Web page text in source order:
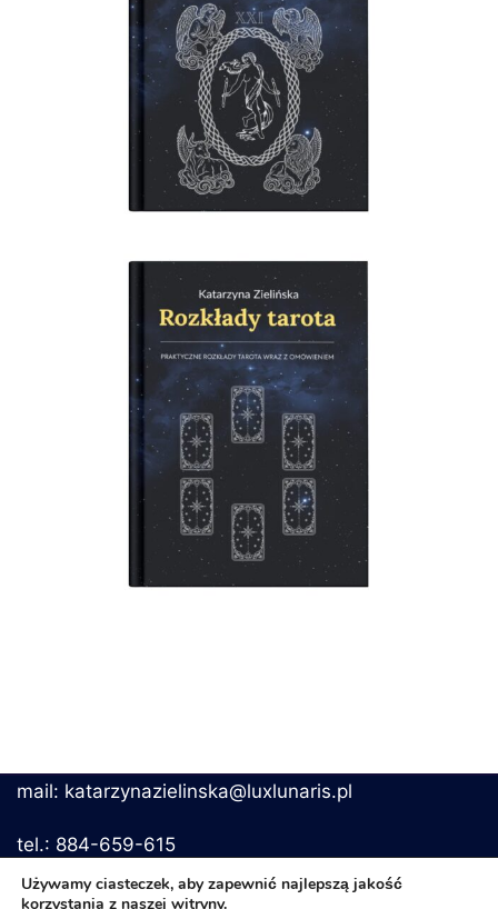
mail: katarzynazielinska@luxlunaris.pl
tel.: 884-659-615
Używamy ciasteczek, aby zapewnić najlepszą jakość
korzystania z naszej witryny.